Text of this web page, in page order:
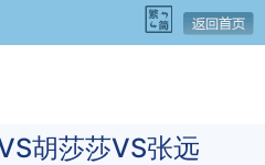
胡莎莎VS张远